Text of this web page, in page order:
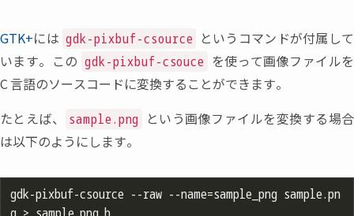
GTK+には gdk-pixbuf-csource というコマンドが付属して
います。この gdk-pixbuf-csouce を使って画像ファイルを
C言語のソースコードに変換することができます。
たとえば、 sample.png
という画像ファイルを変換する場合
は以下のようにします。
gdk-pixbuf-csource --raw --name=sample_png sample.pn